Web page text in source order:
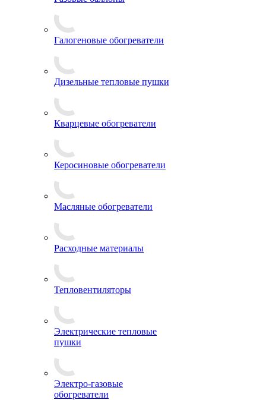
Галогеновые обогреватели
Дизельные тепловые пушки
Кварцевые обогреватели
Керосиновые обогреватели
Масляные обогреватели
Расходные материалы
Тепловентиляторы
Электрические тепловые
пушки
Электро-газовые
обогреватели